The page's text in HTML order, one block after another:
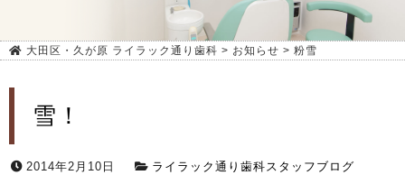
大田区・久が原 ライラック通り歯科 > お知らせ > 粉雪
雪！
2014年2月10日 ライラック通り歯科スタッフブログ